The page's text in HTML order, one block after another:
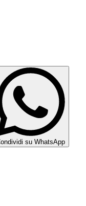
su WhatsApp